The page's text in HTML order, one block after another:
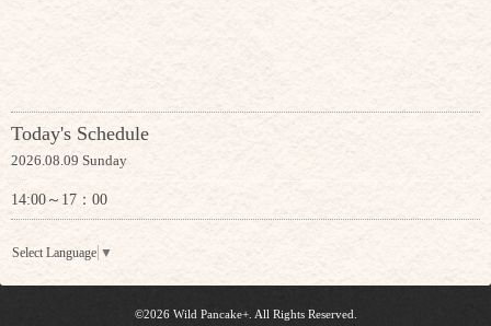
Today's Schedule
2026.08.09 Sunday
14:00～17：00
Select Language ▼
©2026 Wild Pancake+. All Rights Reserved.